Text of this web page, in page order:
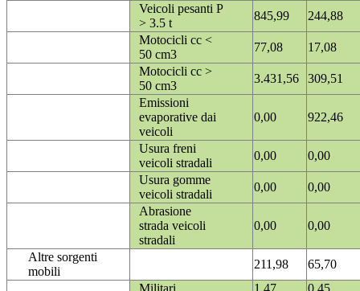
Veicoli pesanti P
> 3.5 t
845,99
244,88
Motocicli cc <
50 cm3
77,08
17,08
Motocicli cc >
50 cm3
3.431,56
309,51
Emissioni
evaporative dai
veicoli
0,00 922,46
Usura freni
veicoli stradali
0,00
0,00
Usura gomme
veicoli stradali
0,00
0,00
Abrasione
strada veicoli
stradali
0,00 0,00
Altre sorgenti
mobili
211,98
65,70